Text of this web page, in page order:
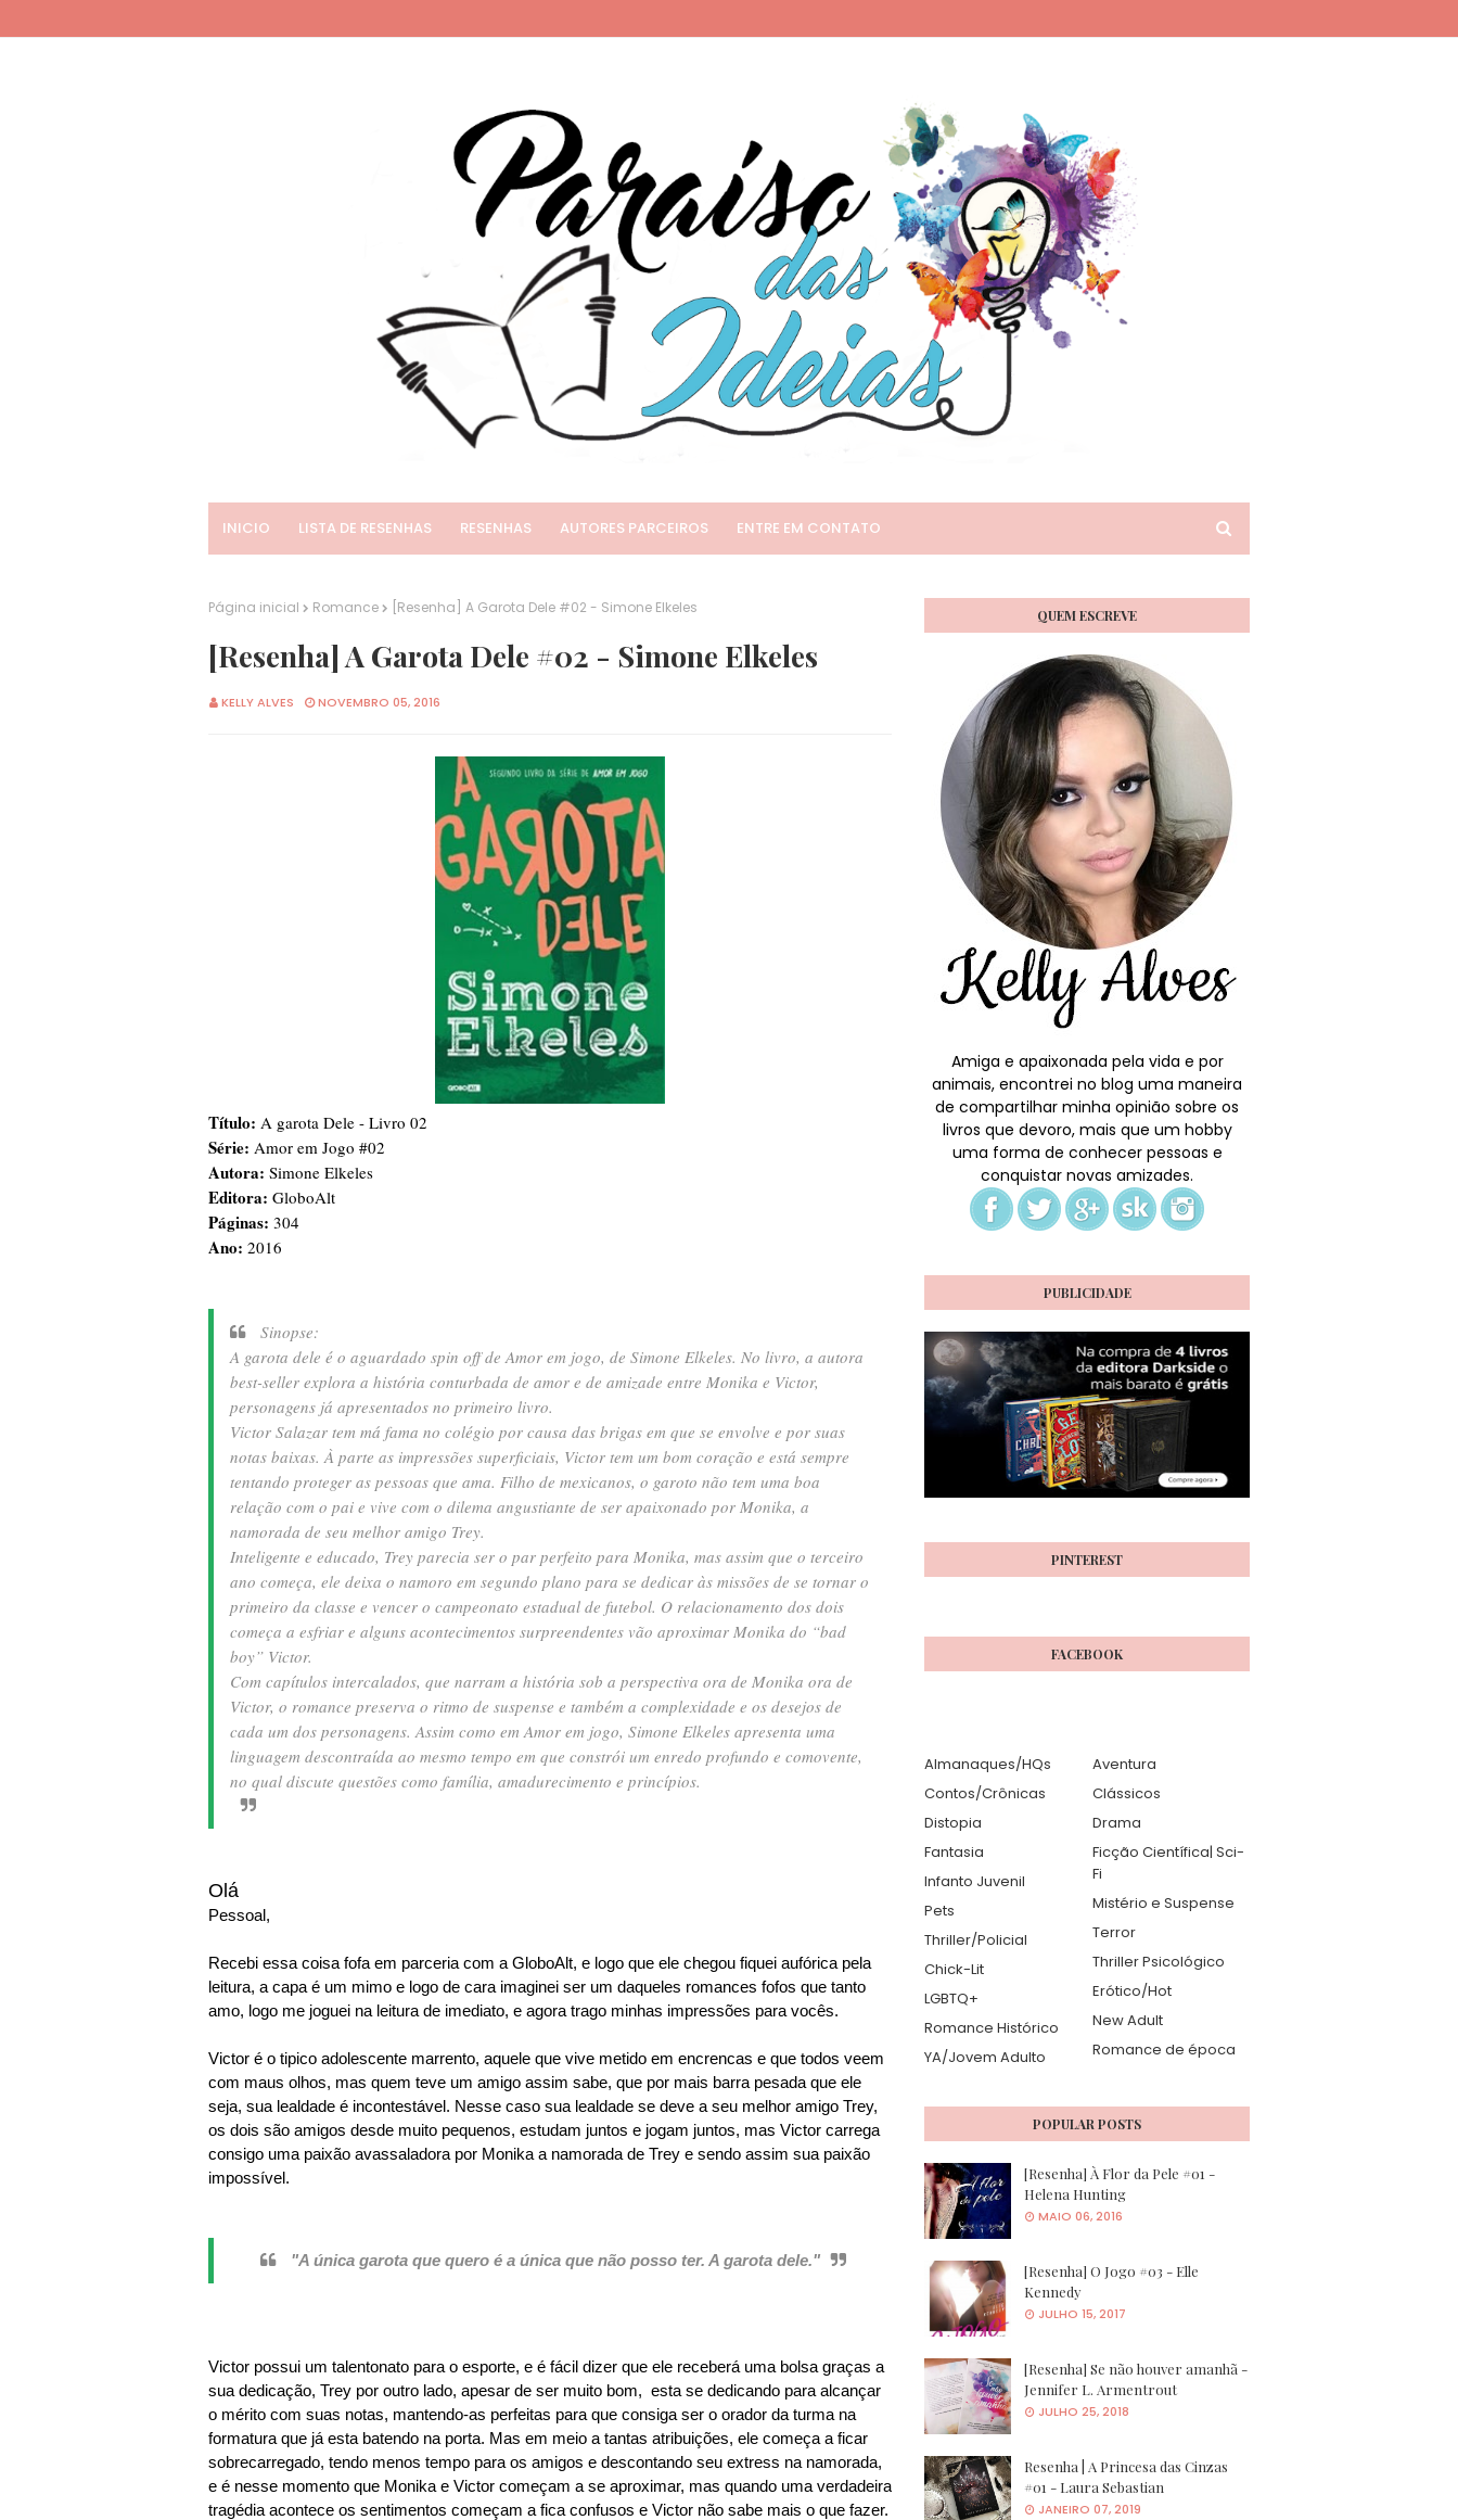
INICIO LISTA DE RESENHAS RESENHAS AUTORES PARCEIROS ENTRE EM CONTATO
Página inicial Romance [Resenha] A Garota Dele #02 - Simone Elkeles
[Resenha] A Garota Dele #02 - Simone Elkeles
KELLY ALVES NOVEMBRO 05, 2016
Título: A garota Dele - Livro 02
Série: Amor em Jogo #02
Autora: Simone Elkeles
Editora: GloboAlt
Páginas: 304
Ano: 2016
Sinopse:
A garota dele é o aguardado spin off de Amor em jogo, de Simone Elkeles. No livro, a autora
best-seller explora a história conturbada de amor e de amizade entre Monika e Victor,
personagens já apresentados no primeiro livro.
Victor Salazar tem má fama no colégio por causa das brigas em que se envolve e por suas
notas baixas. À parte as impressões superficiais, Victor tem um bom coração e está sempre
tentando proteger as pessoas que ama. Filho de mexicanos, o garoto não tem uma boa
relação com o pai e vive com o dilema angustiante de ser apaixonado por Monika, a
namorada de seu melhor amigo Trey.
Inteligente e educado, Trey parecia ser o par perfeito para Monika, mas assim que o terceiro
ano começa, ele deixa o namoro em segundo plano para se dedicar às missões de se tornar o
primeiro da classe e vencer o campeonato estadual de futebol. O relacionamento dos dois
começa a esfriar e alguns acontecimentos surpreendentes vão aproximar Monika do “bad
boy” Victor.
Com capítulos intercalados, que narram a história sob a perspectiva ora de Monika ora de
Victor, o romance preserva o ritmo de suspense e também a complexidade e os desejos de
cada um dos personagens. Assim como em Amor em jogo, Simone Elkeles apresenta uma
linguagem descontraída ao mesmo tempo em que constrói um enredo profundo e comovente,
no qual discute questões como família, amadurecimento e princípios.
Olá
Pessoal,
Recebi essa coisa fofa em parceria com a GloboAlt, e logo que ele chegou fiquei aufórica pela
leitura, a capa é um mimo e logo de cara imaginei ser um daqueles romances fofos que tanto
amo, logo me joguei na leitura de imediato, e agora trago minhas impressões para vocês.
Victor é o tipico adolescente marrento, aquele que vive metido em encrencas e que todos veem
com maus olhos, mas quem teve um amigo assim sabe, que por mais barra pesada que ele
seja, sua lealdade é incontestável. Nesse caso sua lealdade se deve a seu melhor amigo Trey,
os dois são amigos desde muito pequenos, estudam juntos e jogam juntos, mas Victor carrega
consigo uma paixão avassaladora por Monika a namorada de Trey e sendo assim sua paixão
impossível.
"A única garota que quero é a única que não posso ter. A garota dele."
Victor possui um talentonato para o esporte, e é fácil dizer que ele receberá uma bolsa graças a
sua dedicação, Trey por outro lado, apesar de ser muito bom, esta se dedicando para alcançar
o mérito com suas notas, mantendo-as perfeitas para que consiga ser o orador da turma na
formatura que já esta batendo na porta. Mas em meio a tantas atribuições, ele começa a ficar
sobrecarregado, tendo menos tempo para os amigos e descontando seu extress na namorada,
e é nesse momento que Monika e Victor começam a se aproximar, mas quando uma verdadeira
tragédia acontece os sentimentos começam a fica confusos e Victor não sabe mais o que fazer.
QUEM ESCREVE
Amiga e apaixonada pela vida e por
animais, encontrei no blog uma maneira
de compartilhar minha opinião sobre os
livros que devoro, mais que um hobby
uma forma de conhecer pessoas e
conquistar novas amizades.
PUBLICIDADE
PINTEREST
FACEBOOK
Almanaques/HQs
Aventura
Contos/Crônicas
Clássicos
Distopia
Drama
Fantasia
Ficção Científica| Sci-
Fi
Infanto Juvenil
Mistério e Suspense
Pets
Terror
Thriller/Policial
Thriller Psicológico
Chick-Lit
Erótico/Hot
LGBTQ+
New Adult
Romance Histórico
Romance de época
YA/Jovem Adulto
POPULAR POSTS
[Resenha] À Flor da Pele #01 -
Helena Hunting
MAIO 06, 2016
[Resenha] O Jogo #03 - Elle
Kennedy
JULHO 15, 2017
[Resenha] Se não houver amanhã -
Jennifer L. Armentrout
JULHO 25, 2018
Resenha | A Princesa das Cinzas
#01 - Laura Sebastian
JANEIRO 07, 2019